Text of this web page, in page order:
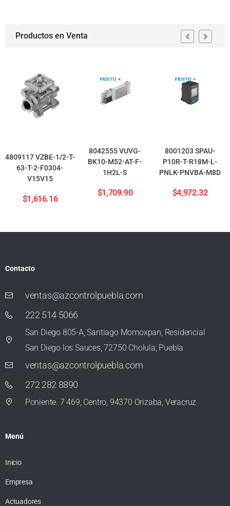
Productos en Venta
4809117 VZBE-1/2-T-
63-T-2-F0304-
V15V15
$1,616.16
8042555 VUVG-
BK10-M52-AT-F-
1H2L-S
$1,709.90
8001203 SPAU-
P10R-T-R18M-L-
PNLK-PNVBA-M8D
$4,972.32
Contacto
ventas@azcontrolpuebla.com
222 514 5066
San Diego 805-A, Santiago Momoxpan, Residencial
San Diego los Sauces, 72750 Cholula, Puebla
ventas@azcontrolpuebla.com
272 282 8890
Poniente. 7 469, Centro, 94370 Orizaba, Veracruz
Menú
Inicio
Empresa
Actuadores